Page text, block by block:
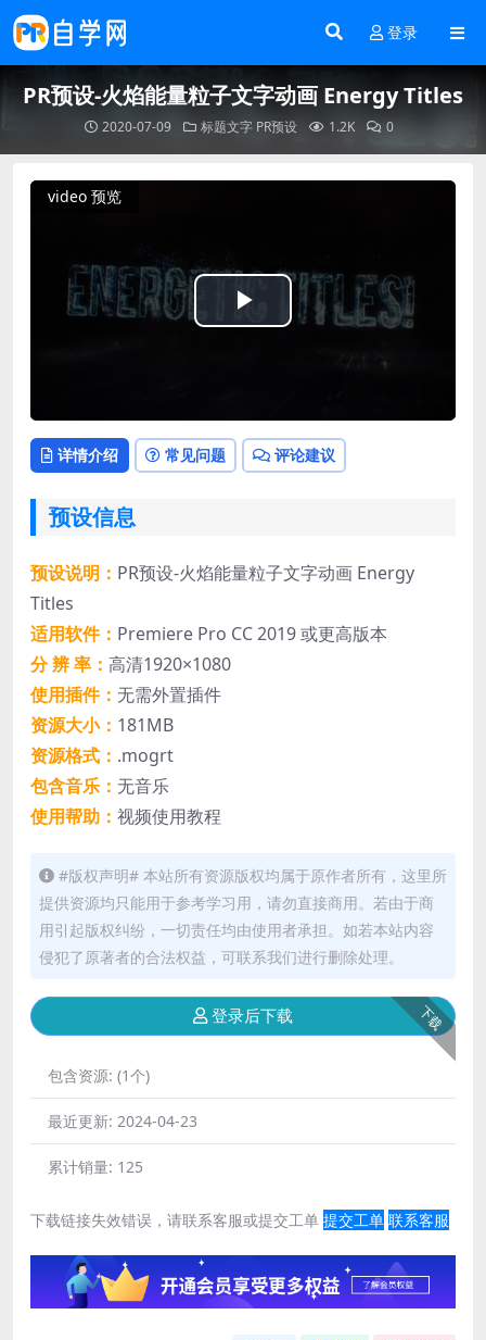
登录
PR预设-火焰能量粒子文字动画 Energy Titles
2020-07-09 标题文字 PR预设 1.2K 0
video 预览
Play
详情介绍 常见问题 评论建议
预设信息
预设说明： PR预设-火焰能量粒子文字动画 Energy
Titles
适用软件： Premiere Pro CC 2019 或更高版本
分 辨 率： 高清1920×1080
使用插件： 无需外置插件
资源大小： 181MB
资源格式： .mogrt
包含音乐： 无音乐
使用帮助： 视频使用教程
#版权声明# 本站所有资源版权均属于原作者所有，这里所
提供资源均只能用于参考学习用，请勿直接商用。若由于商
用引起版权纠纷，一切责任均由使用者承担。如若本站内容
侵犯了原著者的合法权益，可联系我们进行删除处理。
下载
登录后下载
包含资源: (1个)
最近更新: 2024-04-23
累计销量: 125
下载链接失效错误，请联系客服或提交工单 提交工单 联系客服